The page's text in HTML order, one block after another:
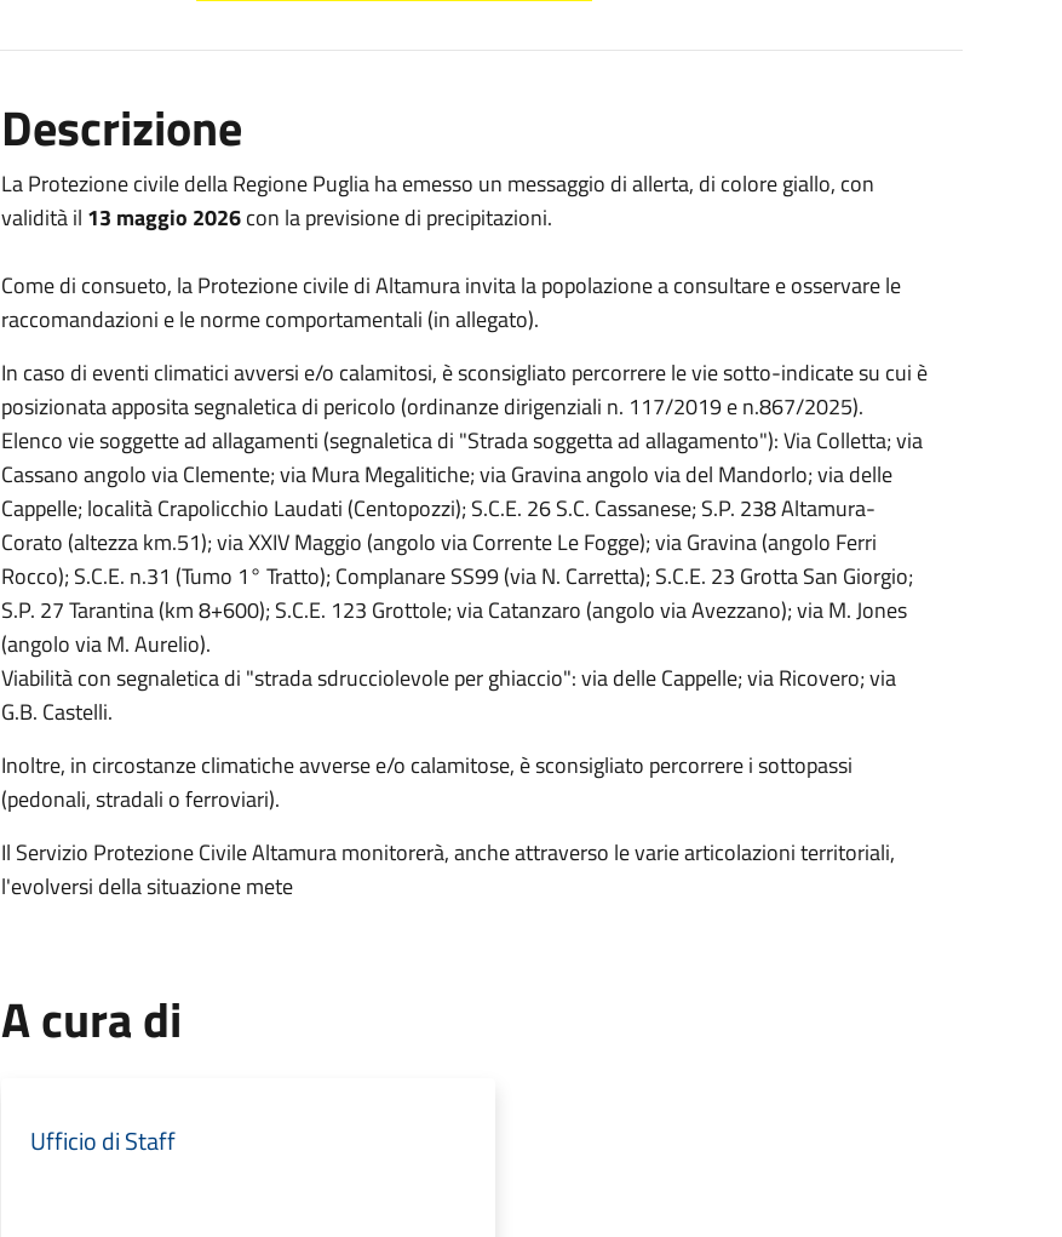
Descrizione
La Protezione civile della Regione Puglia ha emesso un messaggio di allerta, di colore giallo, con
validità il 13 maggio 2026con la previsione di precipitazioni.
Come di consueto, la Protezione civile di Altamura invita la popolazione a consultare e osservare le
raccomandazioni e le norme comportamentali (in allegato).
In caso di eventi climatici avversi e/o calamitosi, è sconsigliato percorrere le vie sotto-indicate su cui è
posizionata apposita segnaletica di pericolo (ordinanze dirigenziali n. 117/2019 e n.867/2025).
Elenco vie soggette ad allagamenti (segnaletica di "Strada soggetta ad allagamento"): Via Colletta; via
Cassano angolo via Clemente; via Mura Megalitiche; via Gravina angolo via del Mandorlo; via delle
Cappelle; località Crapolicchio Laudati (Centopozzi); S.C.E. 26 S.C. Cassanese; S.P. 238 Altamura-
Corato (altezza km.51); via XXIV Maggio (angolo via Corrente Le Fogge); via Gravina (angolo Ferri
Rocco); S.C.E. n.31 (Tumo 1° Tratto); Complanare SS99 (via N. Carretta); S.C.E. 23 Grotta San Giorgio;
S.P. 27 Tarantina (km 8+600); S.C.E. 123 Grottole; via Catanzaro (angolo via Avezzano); via M. Jones
(angolo via M. Aurelio).
Viabilità con segnaletica di "strada sdrucciolevole per ghiaccio": via delle Cappelle; via Ricovero; via
G.B. Castelli.
Inoltre, in circostanze climatiche avverse e/o calamitose, è sconsigliato percorrere i sottopassi
(pedonali, stradali o ferroviari).
Il Servizio Protezione Civile Altamura monitorerà, anche attraverso le varie articolazioni territoriali,
l'evolversi della situazione mete
A cura di
Ufficio di Staff